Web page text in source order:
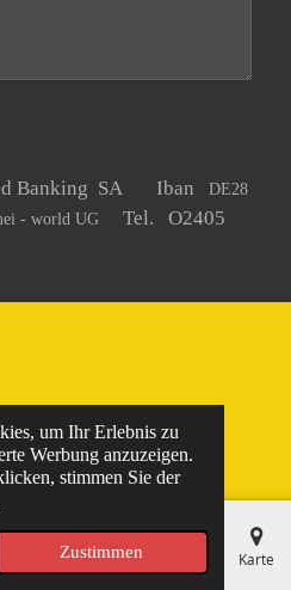
um Ihr Erlebnis zu
Werbung anzuzeigen.
stimmen Sie der
Zustimmen
Banking SA Iban
DE28
- world UG Tel. O2405
Telefon Karte